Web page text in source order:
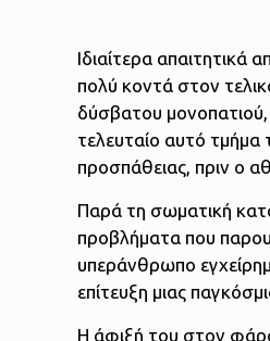
Ιδιαίτερα απαιτητικά
πολύ κοντά στον
δύσβατου
τελευταίο αυτό τμήμα
προσπάθειας, πριν ο
Παρά τη σωματική
προβλήματα που
υπεράνθρωπο
επίτευξη μιας
Η άφιξή του στον